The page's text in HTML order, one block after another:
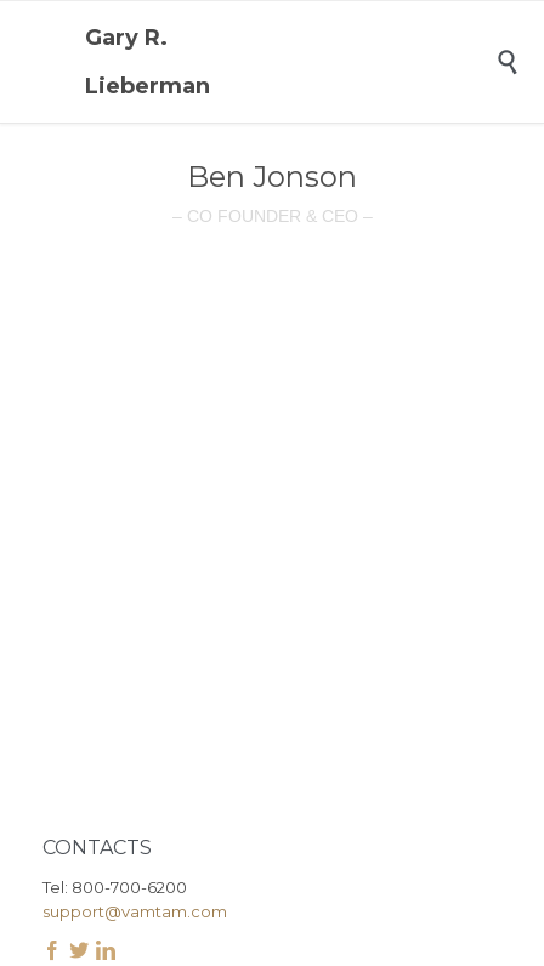
Gary R.
Lieberman

Ben Jonson
– CO FOUNDER & CEO –
CONTACTS
Tel: 800-700-6200
support@vamtam.com
  